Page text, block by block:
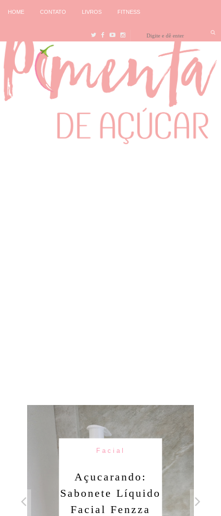
HOME CONTATO LIVROS FITNESS
Facial
Açucarando:
Sabonete Líquido
Facial Fenzza